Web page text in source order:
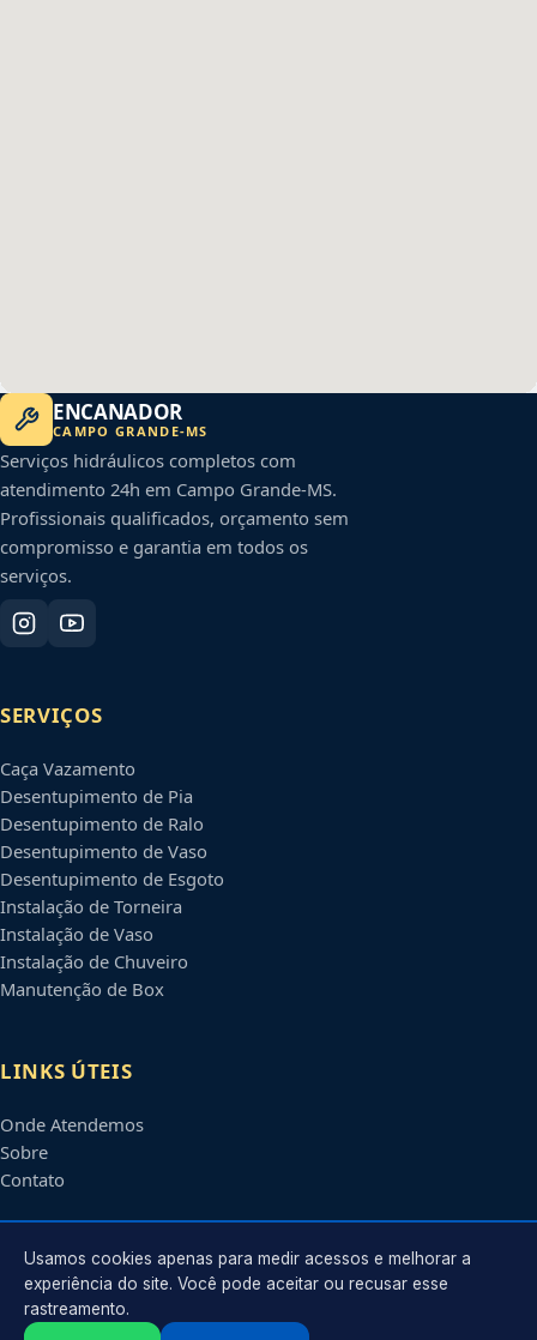
ENCANADOR
CAMPO GRANDE-MS
Serviços hidráulicos completos com
atendimento 24h em Campo Grande-MS.
Profissionais qualificados, orçamento sem
compromisso e garantia em todos os
serviços.
SERVIÇOS
Caça Vazamento
Desentupimento de Pia
Desentupimento de Ralo
Desentupimento de Vaso
Desentupimento de Esgoto
Instalação de Torneira
Instalação de Vaso
Instalação de Chuveiro
Manutenção de Box
LINKS ÚTEIS
Onde Atendemos
Sobre
Contato
CONTATO
Atendimento em
Usamos cookies apenas para medir acessos e melhorar a
experiência do site. Você pode aceitar ou recusar esse
rastreamento.